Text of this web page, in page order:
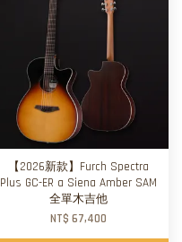
【2026新款】Furch Spectra
Plus GC-ER a Siena Amber SAM
全單木吉他
NT$ 67,400